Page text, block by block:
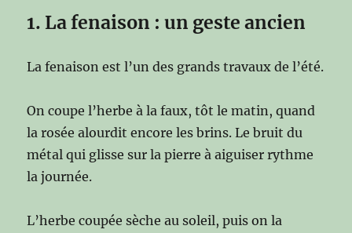
1. La fenaison : un geste ancien
La fenaison est l’un des grands travaux de l’été.
On coupe l’herbe à la faux, tôt le matin, quand
la rosée alourdit encore les brins. Le bruit du
métal qui glisse sur la pierre à aiguiser rythme
la journée.
L’herbe coupée sèche au soleil, puis on la